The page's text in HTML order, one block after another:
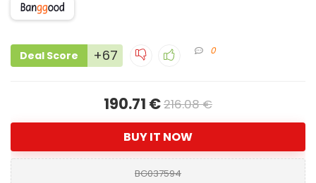
Deal Score +67 0
190.71 €216.08 €
BUY IT NOW
BG037594